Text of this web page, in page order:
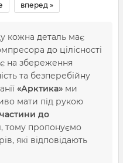
вперед »
кожна деталь має
до цілісності
на збереження
та безперебійну
«Арктика» ми
мати під рукою
до
, тому пропонуємо
які відповідають